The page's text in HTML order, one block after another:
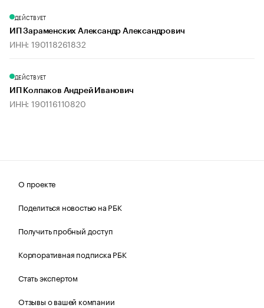
ДЕЙСТВУЕТ
ИП Зараменских Александр Александрович
ИНН: 190118261832
ДЕЙСТВУЕТ
ИП Колпаков Андрей Иванович
ИНН: 190116110820
О проекте
Поделиться новостью на РБК
Получить пробный доступ
Корпоративная подписка РБК
Стать экспертом
Отзывы о вашей компании